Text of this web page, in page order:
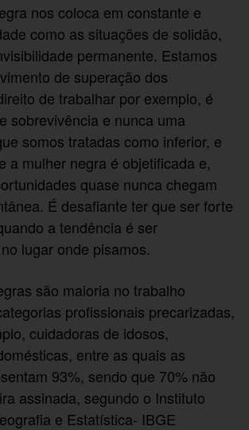
nos coloca em constante e
como as situações de solidão,
permanente. Estamos
de superação dos
de trabalhar por exemplo, é
sobrevivência e nunca uma
somos tratadas como inferior, e
a mulher negra é objetificada e,
quase nunca chegam
É desafiante ter que ser forte
a tendência é ser
lugar onde pisamos.
são maioria no trabalho
profissionais precarizadas,
cuidadoras de idosos,
entre as quais as
93%, sendo que 70% não
assinada, segundo o Instituto
e Estatística- IBGE